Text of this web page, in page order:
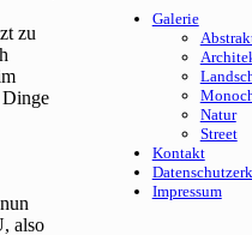
zu
also
Galerie
Natur
Street
Kontakt
Impressum